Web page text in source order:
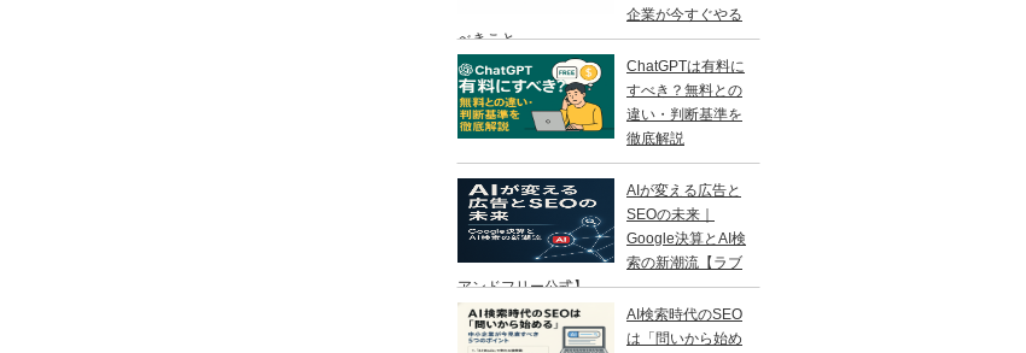
企業が今すぐやる
べきこと
ChatGPTは有料に
すべき？無料との
違い・判断基準を
徹底解説
AIが変える広告と
SEOの未来｜
Google決算とAI検
索の新潮流【ラブ
アンドフリー公式】
AI検索時代のSEO
は「問いから始め